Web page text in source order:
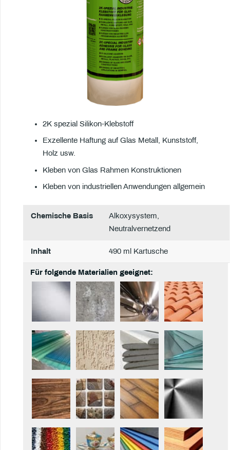
2K spezial Silikon-Klebstoff
Exzellente Haftung auf Glas Metall, Kunststoff,
Holz usw.
Kleben von Glas Rahmen Konstruktionen
Kleben von industriellen Anwendungen allgemein
Chemische Basis
Alkoxysystem,
Neutralvernetzend
Inhalt 490 ml Kartusche
Für folgende Materialien geeignet: